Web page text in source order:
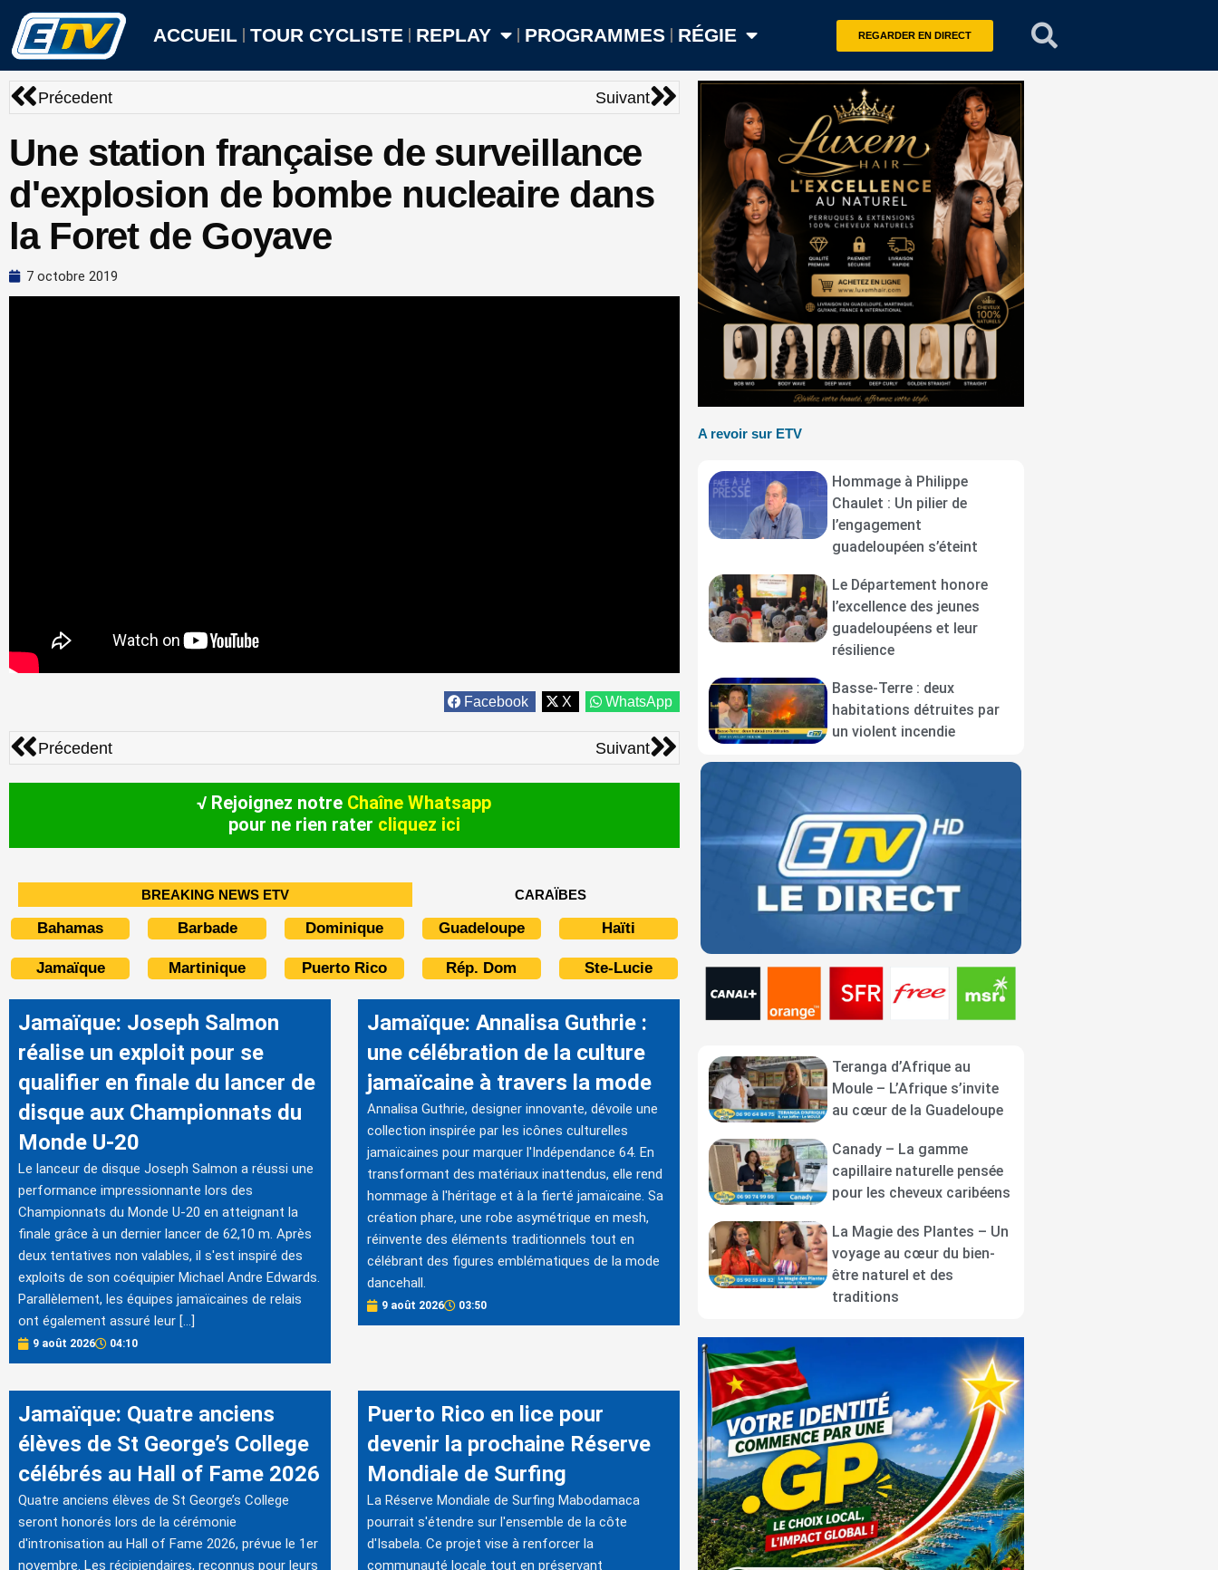
Aller
contenu
ACCUEIL TOUR CYCLISTE REPLAY PROGRAMMES RÉGIE REGARDER EN DIRECT
Précédent
Précedent SuivantSuivant
Une station française de surveillance
d'explosion de bombe nucleaire dans
la Foret de Goyave
7 octobre 2019
Facebook X WhatsApp
Précédent
Précedent SuivantSuivant
√ Rejoignez notre Chaîne Whatsapp
pour ne rien rater cliquez ici
BREAKING NEWS ETV CARAÏBES
Bahamas Barbade Dominique Guadeloupe Haïti
Jamaïque Martinique Puerto Rico Rép. Dom Ste-Lucie
Jamaïque: Joseph Salmon
réalise un exploit pour se
qualifier en finale du lancer de
disque aux Championnats du
Monde U-20
Le lanceur de disque Joseph Salmon a réussi une
performance impressionnante lors des
Championnats du Monde U-20 en atteignant la
finale grâce à un dernier lancer de 62,10 m. Après
deux tentatives non valables, il s'est inspiré des
exploits de son coéquipier Michael Andre Edwards.
Parallèlement, les équipes jamaïcaines de relais
ont également assuré leur […]
9 août 2026 04:10
Jamaïque: Annalisa Guthrie :
une célébration de la culture
jamaïcaine à travers la mode
Annalisa Guthrie, designer innovante, dévoile une
collection inspirée par les icônes culturelles
jamaïcaines pour marquer l'Indépendance 64. En
transformant des matériaux inattendus, elle rend
hommage à l'héritage et à la fierté jamaïcaine. Sa
création phare, une robe asymétrique en mesh,
réinvente des éléments traditionnels tout en
célébrant des figures emblématiques de la mode
dancehall.
9 août 2026 03:50
Jamaïque: Quatre anciens
élèves de St George’s College
célébrés au Hall of Fame 2026
Quatre anciens élèves de St George’s College
seront honorés lors de la cérémonie
d'intronisation au Hall of Fame 2026, prévue le 1er
novembre. Les récipiendaires, reconnus pour leurs
Puerto Rico en lice pour
devenir la prochaine Réserve
Mondiale de Surfing
La Réserve Mondiale de Surfing Mabodamaca
pourrait s'étendre sur l'ensemble de la côte
d'Isabela. Ce projet vise à renforcer la
communauté locale tout en préservant
A revoir sur ETV
Hommage à Philippe
Chaulet : Un pilier de
l’engagement
guadeloupéen s’éteint
Le Département honore
l’excellence des jeunes
guadeloupéens et leur
résilience
Basse-Terre : deux
habitations détruites par
un violent incendie
Teranga d’Afrique au
Moule – L’Afrique s’invite
au cœur de la Guadeloupe
Canady – La gamme
capillaire naturelle pensée
pour les cheveux caribéens
La Magie des Plantes – Un
voyage au cœur du bien-
être naturel et des
traditions